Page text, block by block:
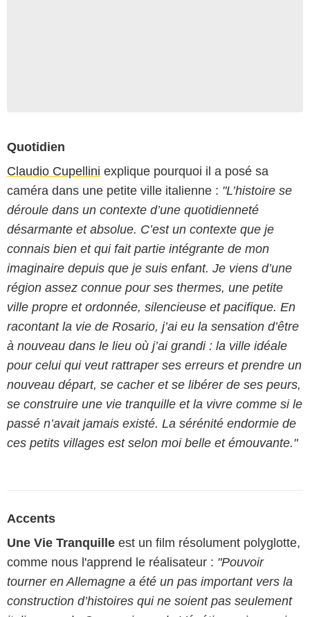
Quotidien
Claudio Cupellini explique pourquoi il a posé sa
caméra dans une petite ville italienne : "L’histoire se
déroule dans un contexte d’une quotidienneté
désarmante et absolue. C’est un contexte que je
connais bien et qui fait partie intégrante de mon
imaginaire depuis que je suis enfant. Je viens d’une
région assez connue pour ses thermes, une petite
ville propre et ordonnée, silencieuse et pacifique. En
racontant la vie de Rosario, j’ai eu la sensation d’être
à nouveau dans le lieu où j’ai grandi : la ville idéale
pour celui qui veut rattraper ses erreurs et prendre un
nouveau départ, se cacher et se libérer de ses peurs,
se construire une vie tranquille et la vivre comme si le
passé n’avait jamais existé. La sérénité endormie de
ces petits villages est selon moi belle et émouvante."
Accents
Une Vie Tranquille est un film résolument polyglotte,
comme nous l'apprend le réalisateur : "Pouvoir
tourner en Allemagne a été un pas important vers la
construction d’histoires qui ne soient pas seulement